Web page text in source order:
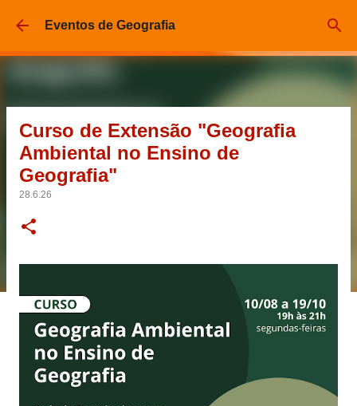
Pular para o conteúdo principal
Eventos de Geografia
Curso de Extensão "Geografia
Ambiental no Ensino de
Geografia"
28.6.26